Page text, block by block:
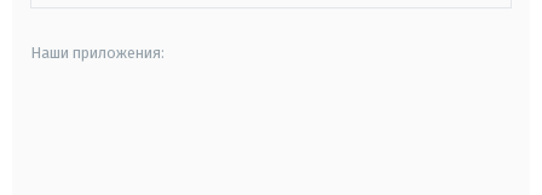
Наши приложения: